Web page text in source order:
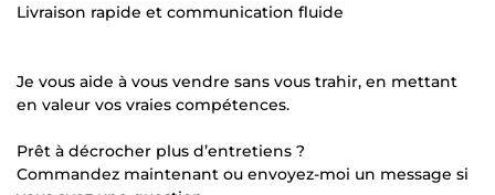
Livraison rapide et communication fluide
Je vous aide à vous vendre sans vous trahir, en mettant
en valeur vos vraies compétences.
Prêt à décrocher plus d’entretiens ?
Commandez maintenant ou envoyez-moi un message si